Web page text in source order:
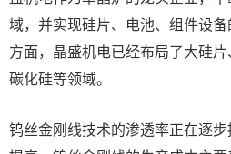
域，并实现硅片、电池、组件设
方面，晶盛机电已经布局了大硅
碳化硅等领域。
钨丝金刚线技术的渗透率正在逐